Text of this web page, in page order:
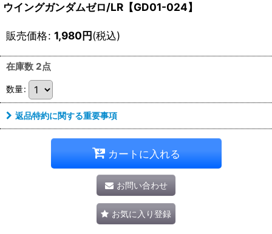
ウイングガンダムゼロ/LR【GD01-024】
販売価格: 1,980円(税込)
在庫数 2点
数量:
返品特約に関する重要事項
カートに入れる
お問い合わせ
お気に入り登録